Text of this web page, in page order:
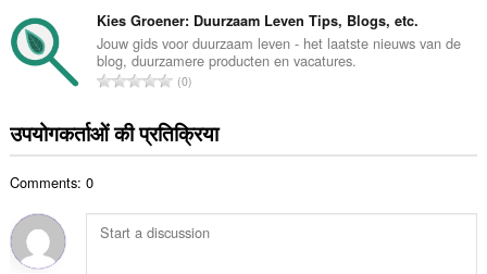
ख्या
:
ग
की
कु
ल
ख्या
:
Kies Groener: Duurzaam Leven Tips, Blogs, etc.
Jouw gids voor duurzaam leven - het laatste nieuws van de
blog, duurzamere producten en vacatures.
रे
ग
की
सं
ख्या
0
उपयोगकर्ताओं की प्रतिक्रिया
Comments: 0